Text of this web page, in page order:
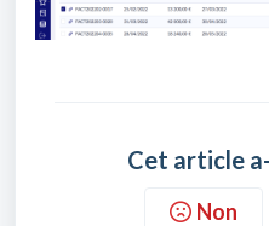
Cet article
Non